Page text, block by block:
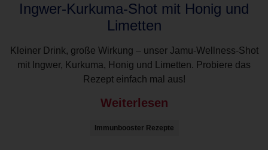
Ingwer-Kurkuma-Shot mit Honig und
Limetten
Kleiner Drink, große Wirkung – unser Jamu-Wellness-Shot
mit Ingwer, Kurkuma, Honig und Limetten. Probiere das
Rezept einfach mal aus!
Weiterlesen
Immunbooster Rezepte